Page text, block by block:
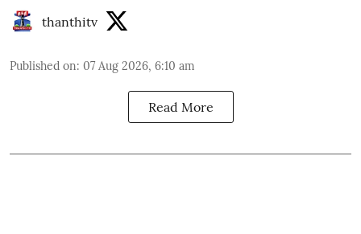
thanthitv
Published on: 07 Aug 2026, 6:10 am
Read More